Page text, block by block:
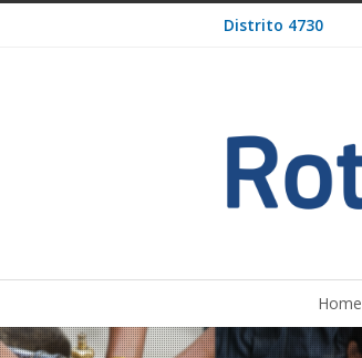
Distrito 4730
Home